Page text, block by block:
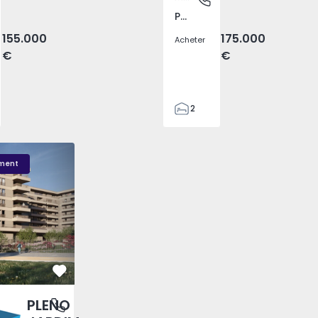
155.000
€
Pego, Abrantes
Acheter
175.000
€
2
- 3
Porto
Préféré
PLENO